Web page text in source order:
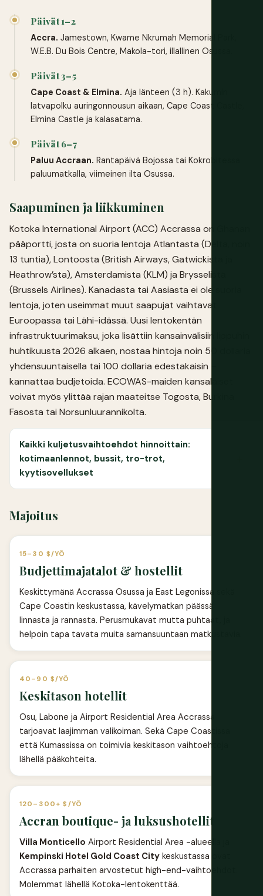
Päivät 1–2
Accra. Jamestown, Kwame Nkrumah Memorial Park,
W.E.B. Du Bois Centre, Makola-tori, illallinen Osussa.
Päivät 3–5
Cape Coast & Elmina. Aja länteen (3 h). Kakumin
latvapolku auringonnousun aikaan, Cape Coast Castle,
Elmina Castle ja kalasatama.
Päivät 6–7
Paluu Accraan. Rantapäivä Bojossa tai Kokrobitessa
paluumatkalla, viimeinen ilta Osussa.
Saapuminen ja liikkuminen
Kotoka International Airport (ACC) Accrassa on Ghanan
pääportti, josta on suoria lentoja Atlantasta (Delta, noin
13 tuntia), Lontoosta (British Airways, Gatwickistä ja
Heathrow’sta), Amsterdamista (KLM) ja Brysselistä
(Brussels Airlines). Kanadasta tai Aasiasta ei ole suoria
lentoja, joten useimmat muut saapujat vaihtavat
Euroopassa tai Lähi-idässä. Uusi lentokentän
infrastruktuurimaksu, joka lisättiin kansainvälisiin lippuhin
huhtikuusta 2026 alkaen, nostaa hintoja noin 50 dollaria
yhdensuuntaisella tai 100 dollaria edestakaisin –
kannattaa budjetoida. ECOWAS-maiden kansalaiset
voivat myös ylittää rajan maateitse Togosta, Burkina
Fasosta tai Norsunluurannikolta.
Kaikki kuljetusvaihtoehdot hinnoittain:
kotimaanlennot, bussit, tro-trot,
kyytisovellukset
Majoitus
15–30 $/YÖ
Budjettimajatalot & hostellit
Keskittymänä Accrassa Osussa ja East Legonissa sekä
Cape Coastin keskustassa, kävelymatkan päässä
linnasta ja rannasta. Perusmukavat mutta puhtaat, ja
helpoin tapa tavata muita samansuuntaan matkustavia.
40–90 $/YÖ
Keskitason hotellit
Osu, Labone ja Airport Residential Area Accrassa
tarjoavat laajimman valikoiman. Sekä Cape Coastissa
että Kumassissa on toimivia keskitason vaihtoehtoja
lähellä pääkohteita.
120–300+ $/YÖ
Accran boutique- ja luksushotellit
Villa Monticello Airport Residential Area -alueella ja
Kempinski Hotel Gold Coast City keskustassa ovat
Accrassa parhaiten arvostetut high-end-vaihtoehdot.
Molemmat lähellä Kotoka-lentokenttää.